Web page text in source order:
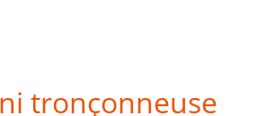
tronçonneuse